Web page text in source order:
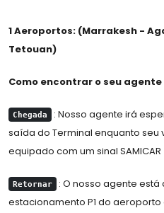
1 Aeroportos: (Marrakesh -
Tetouan)
Como encontrar o seu
Chegada
: Nosso agente irá
saída do Terminal enquanto seu
equipado com um sinal SAMICAR
Retornar
: O nosso agente
estacionamento P1 do